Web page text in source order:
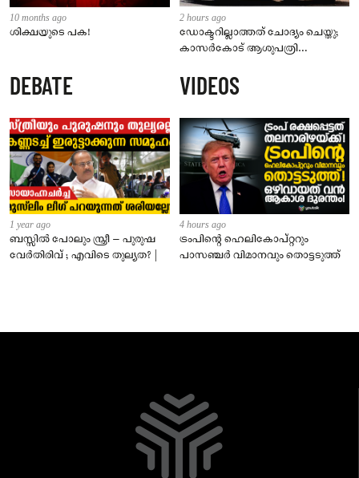
10 months ago
ശിക്ഷയുടെ പക!
2 hours ago
ഡോക്ടറില്ലാത്തത് ചോദ്യം ചെയ്തു;
കാസർകോട് ആശുപത്രി
നാട്ടുകാർക്കെതിരെ കേസ്
DEBATE
1 year ago
ബസ്സിൽ പോലും സ്ത്രീ – പുരുഷ
വേർതിരിവ് ; എവിടെ തുല്യത? |
VIDEOS
4 hours ago
ട്രംപിന്റെ ഹെലികോപ്റ്ററും
പാസഞ്ചര്‍ വിമാനവും തൊട്ടടുത്ത്